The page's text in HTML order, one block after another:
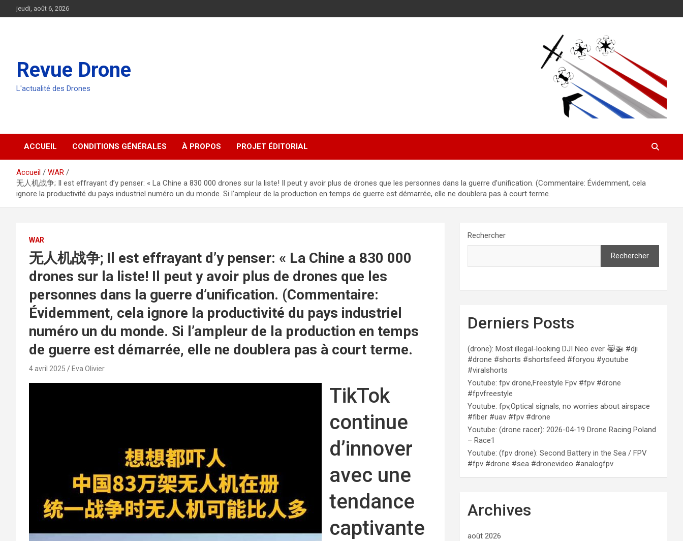
au
jeudi, août 6, 2026
Revue Drone
L'actualité des Drones
ACCUEIL CONDITIONS GÉNÉRALES À PROPOS PROJET ÉDITORIAL
Accueil
WAR
无人机战争; Il est effrayant d’y penser: « La Chine a 830 000 drones sur la liste! Il peut y avoir plus de drones que les personnes dans la guerre d’unification. (Commentaire: Évidemment, cela
ignore la productivité du pays industriel numéro un du monde. Si l’ampleur de la production en temps de guerre est démarrée, elle ne doublera pas à court terme.
WAR
无人机战争; Il est effrayant d’y penser: « La Chine a 830 000
drones sur la liste! Il peut y avoir plus de drones que les
personnes dans la guerre d’unification. (Commentaire:
Évidemment, cela ignore la productivité du pays industriel
numéro un du monde. Si l’ampleur de la production en temps
de guerre est démarrée, elle ne doublera pas à court terme.
4 avril 2025 Eva Olivier
TikTok
continue
d’innover
avec une
tendance
captivante
Rechercher
Rechercher
Derniers Posts
(drone): Most illegal-looking DJI Neo ever 😹🚁 #dji
#drone #shorts #shortsfeed #foryou #youtube
#viralshorts
Youtube: fpv drone,Freestyle Fpv #fpv #drone
#fpvfreestyle
Youtube: fpv,Optical signals, no worries about airspace
#fiber #uav #fpv #drone
Youtube: (drone racer): 2026-04-19 Drone Racing Poland
– Race1
Youtube: (fpv drone): Second Battery in the Sea / FPV
#fpv #drone #sea #dronevideo #analogfpv
Archives
août 2026